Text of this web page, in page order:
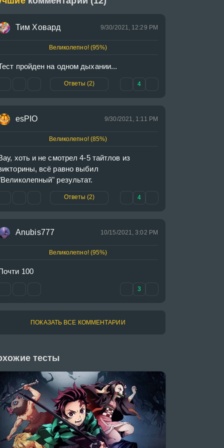
Тим Ховард 9/30/2021, 12:29 PM
Великолепно! (95%)
пройден на одном дыхании...
Ответы (2) 4
esPIO 9/30/2021, 1:11 PM
Великолепно! (85%)
хоть и не смотрел 4-5 тайтлов из
всё равно выбил
результат.
Ответы (2) 4
Anubis777 10/15/2021, 3:02 PM
Великолепно! (95%)
100
3
ПОКАЗАТЬ ВСЕ КОММЕНТАРИИ
тесты